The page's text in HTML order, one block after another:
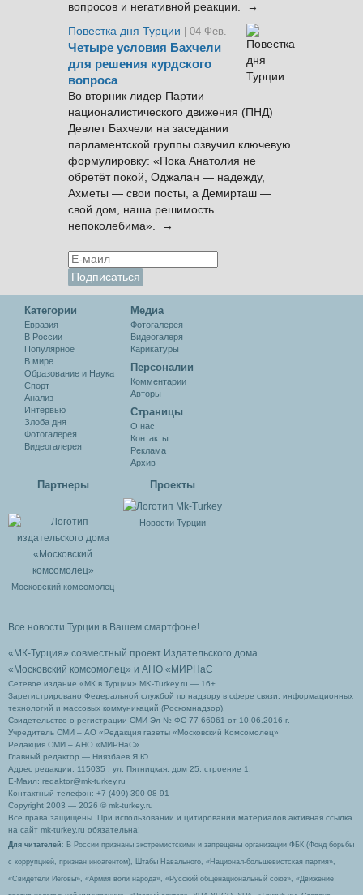
вопросов и негативной реакции. →
Повестка дня Турции
| 04 Фев.
Четыре условия Бахчели
для решения курдского
вопроса
Во вторник лидер Партии
националистического движения (ПНД)
Девлет Бахчели на заседании
парламентской группы озвучил ключевую
формулировку: «Пока Анатолия не
обретёт покой, Оджалан — надежду,
Ахметы — свои посты, а Демирташ —
свой дом, наша решимость
непоколебима». →
Категории
Евразия
В России
Популярное
В мире
Образование и Наука
Спорт
Анализ
Интервью
Злоба дня
Фотогалерея
Видеогалерея
Медиа
Фотогалерея
Видеогалеря
Карикатуры
Персоналии
Комментарии
Авторы
Cтраницы
О нас
Контакты
Реклама
Архив
Партнеры
Московский комсомолец
Проекты
Новости Турции
Все новости Турции в Вашем смартфоне!
«МК-Турция» совместный проект Издательского дома
«Московский комсомолец» и АНО «МИРНаС
Сетевое издание «МК в Турции» MK-Turkey.ru — 16+
Зарегистрировано Федеральной службой по надзору в сфере связи, информационных
технологий и массовых коммуникаций (Роскомнадзор).
Свидетельство о регистрации СМИ Эл № ФС 77-66061 от 10.06.2016 г.
Учредитель СМИ – АО «Редакция газеты «Московский Комсомолец»
Редакция СМИ – АНО «МИРНаС»
Главный редактор — Ниязбаев Я.Ю.
Адрес редакции: 115035 , ул. Пятницкая, дом 25, строение 1.
Е-Маил: redaktor@mk-turkey.ru
Контактный телефон: +7 (499) 390-08-91
Copyright 2003 — 2026 © mk-turkey.ru
Все права защищены. При использовании и цитировании материалов активная ссылка
на сайт mk-turkey.ru обязательна!
Для читателей : В России признаны экстремистскими и запрещены организации ФБК (Фонд борьбы
с коррупцией, признан иноагентом), Штабы Навального, «Национал-большевистская партия»,
«Свидетели Иеговы», «Армия воли народа», «Русский общенациональный союз», «Движение